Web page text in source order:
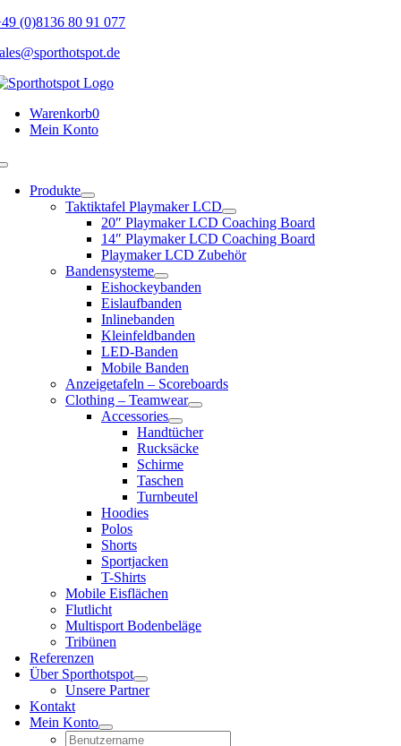
Skip
content
(0)8136 80 91 077
Warenkorb0
Mein Konto
Toggle
NavigationProdukte
Taktiktafel Playmaker LCD
20″ Playmaker LCD Coaching Board
14″ Playmaker LCD Coaching Board
Playmaker LCD Zubehör
Bandensysteme
Eishockeybanden
Eislaufbanden
Inlinebanden
Kleinfeldbanden
LED-Banden
Mobile Banden
Anzeigetafeln – Scoreboards
Clothing – Teamwear
Accessories
Handtücher
Rucksäcke
Schirme
Taschen
Turnbeutel
Hoodies
Polos
Shorts
Sportjacken
T-Shirts
Mobile Eisflächen
Flutlicht
Multisport Bodenbeläge
Tribünen
Referenzen
Über Sporthotspot
Unsere Partner
Kontakt
Mein Konto
Username: